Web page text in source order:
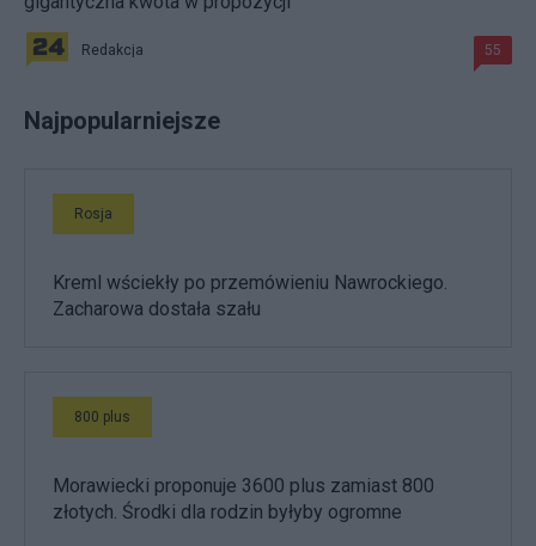
Redakcja 55
Najpopularniejsze
Rosja
Kreml wściekły po przemówieniu Nawrockiego.
Zacharowa dostała szału
800 plus
Morawiecki proponuje 3600 plus zamiast 800
złotych. Środki dla rodzin byłyby ogromne